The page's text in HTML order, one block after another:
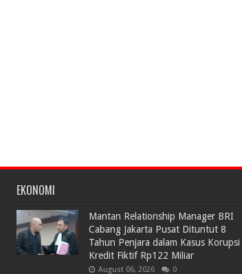
EKONOMI
Mantan Relationship Manager BRI
Cabang Jakarta Pusat Dituntut 8
Tahun Penjara dalam Kasus Korupsi
Kredit Fiktif Rp122 Miliar
August 06, 2026 0